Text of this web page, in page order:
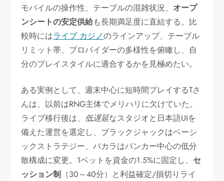
モバイルの操作性、テーブルの混雑状況、 オープ
ンシートの安定供給も長期満足度に直結する。比
較時にはライブ カジノのラインアップ、テーブル
リミット帯、プロバイダーの多様性を俯瞰し、自
分のプレイスタイルに適合するかを見極めたい。
ある実例として、週末中心に短時間プレイするTさ
んは、以前はRNG主体でメリハリに欠けていた。
ライブ移行後は、 低遅延なスタジオと日本語UIを
備えた運営を選定し、ブラックジャックはベーシ
ックストラテジー、バカラはバンカー中心の低分
散構成に変更。1ベットを資金の1.5%に固定し、 セ
ッション制 （30～40分）と利益確定/損切りライ